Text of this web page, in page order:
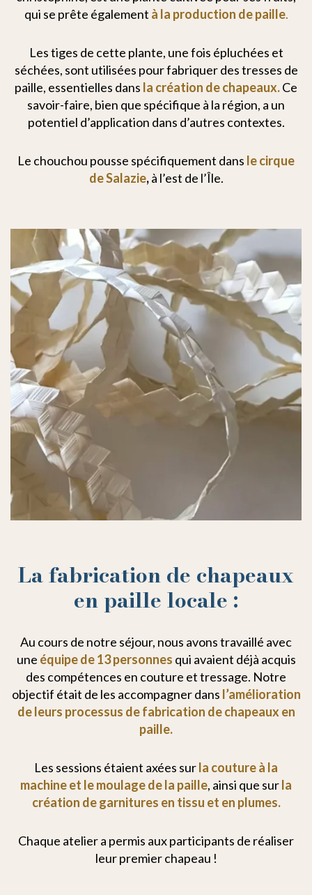
qui se prête également à la production de paille.
Les tiges de cette plante, une fois épluchées et
séchées, sont utilisées pour fabriquer des tresses de
paille, essentielles dans la création de chapeaux.Ce
savoir-faire, bien que spécifique à la région, a un
potentiel d’application dans d’autres contextes.
Le chouchou pousse spécifiquement dans le cirque
de Salazie,à l’est de l’Île.
La fabrication de chapeaux
en paille locale :
Au cours de notre séjour, nous avons travaillé avec
une équipe de 13 personnes qui avaient déjà acquis
des compétences en couture et tressage. Notre
objectif était de les accompagner dans l’amélioration
de leurs processus de fabrication de chapeaux en
paille.
Les sessions étaient axées surla couture à la
machine et le moulage de la paille, ainsi que surla
création de garnitures en tissu et en plumes.
Chaque atelier a permis aux participants de réaliser
leur premier chapeau !